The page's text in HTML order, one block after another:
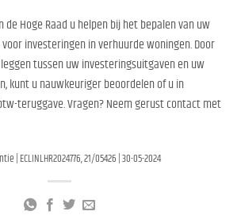
Hoge Raad u helpen bij het bepalen van uw
investeringen in verhuurde woningen. Door
tussen uw investeringsuitgaven en uw
kunt u nauwkeuriger beoordelen of u in
teruggave. Vragen? Neem gerust contact met
| ECLINLHR2024776, 21/05426 | 30-05-2024